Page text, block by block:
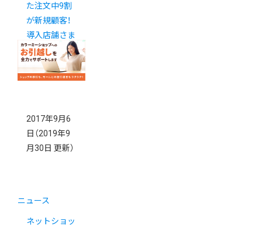
た注文中9割
が新規顧客！
導入店舗さま
の実績をご紹
介
2017年9月6
日 （2019年9
月30日 更新）
ニュース
ネットショッ